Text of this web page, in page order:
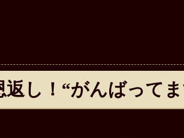
返し！“がんばって